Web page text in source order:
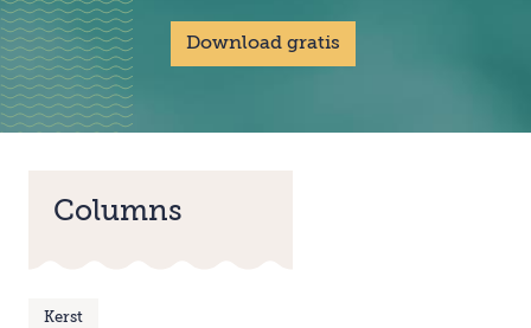
Download gratis
Columns
Kerst